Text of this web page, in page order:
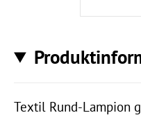
Textil Rund-Lampion